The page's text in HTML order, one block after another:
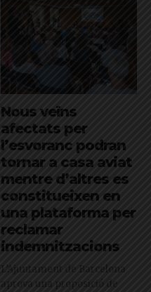
Nous veïns
afectats per
l’esvoranc podran
tornar a casa aviat
mentre d’altres es
constitueixen en
una plataforma per
reclamar
indemnitzacions
L’Ajuntament de Barcelona
aprova una proposició de